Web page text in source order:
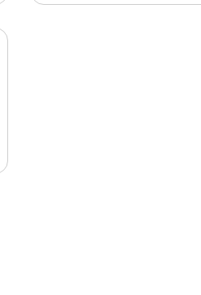
a Google Chrome?